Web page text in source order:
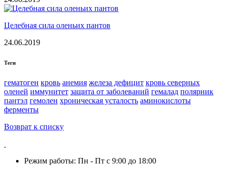
Целебная сила оленьих пантов
24.06.2019
Теги
гематоген кровь анемия железа дефицит кровь северных
оленей иммунитет защита от заболеваний гемалад полярник
пантэл гемолен хроническая усталость аминокислоты
ферменты
Возврат к списку
Режим работы: Пн - Пт с 9:00 до 18:00